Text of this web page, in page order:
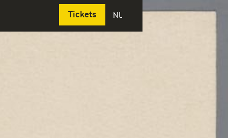
Tickets NL
Deutsch